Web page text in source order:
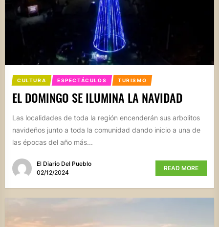
CULTURA ESPECTÁCULOS TURISMO
EL DOMINGO SE ILUMINA LA NAVIDAD
Las localidades de toda la región encenderán sus arbolitos
navideños junto a toda la comunidad dando inicio a una de
las épocas del año más...
El Diario Del Pueblo
02/12/2024
READ MORE